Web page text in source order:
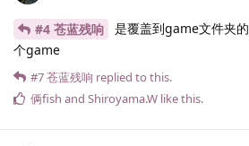
#4 苍蓝残响
是覆盖到game文件夹
个game
#7苍蓝残响 replied to this.
俩fish and Shiroyama.​W like this.